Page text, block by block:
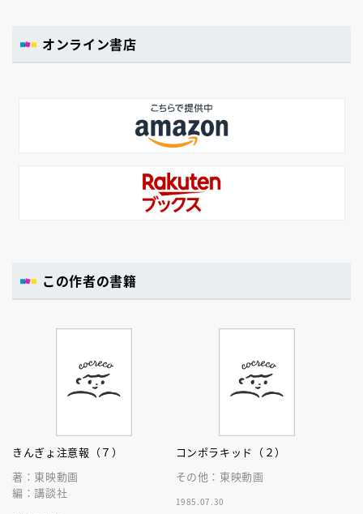
オンライン書店
この作者の書籍
きんぎょ注意報（７）
著：東映動画
編：講談社
コンポラキッド（２）
その他：東映動画
1985.07.30